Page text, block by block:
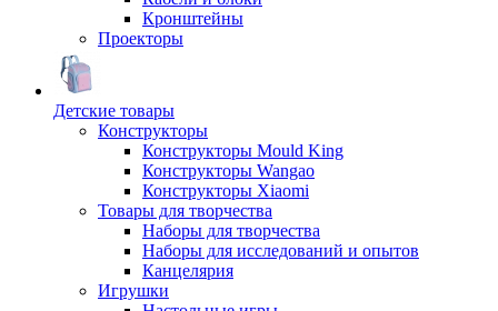
Кронштейны
Проекторы
Детские товары
Конструкторы
Конструкторы Mould King
Конструкторы Wangao
Конструкторы Xiaomi
Товары для творчества
Наборы для творчества
Наборы для исследований и опытов
Канцелярия
Игрушки